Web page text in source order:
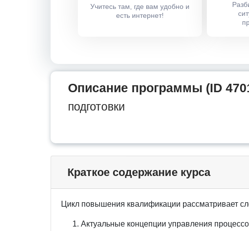
Учитесь там, где вам удобно и
есть интернет!
Описание программы (ID
подготовки
Краткое содержание курса
Цикл повышения квалификации рассматривает
Актуальные концепции управления